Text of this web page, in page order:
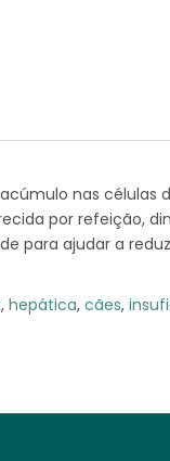
nas células
por refeição,
para ajudar a
, hepática, cães,